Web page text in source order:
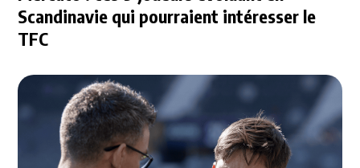
Scandinavie qui pourraient intéresser le
TFC